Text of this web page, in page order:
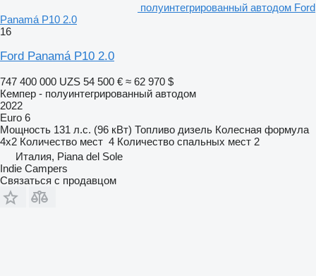
полуинтегрированный автодом Ford
Panamá P10 2.0
16
Ford Panamá P10 2.0
747 400 000 UZS 54 500 € ≈ 62 970 $
Кемпер - полуинтегрированный автодом
2022
Euro 6
Мощность 131 л.с. (96 кВт) Топливо дизель Колесная формула
4x2 Количество мест 4 Количество спальных мест 2
Италия, Piana del Sole
Indie Campers
Связаться с продавцом